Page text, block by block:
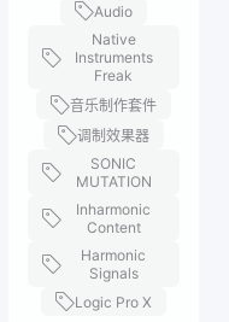
Audio
Native
Instruments
Freak
音乐制作套件
调制效果器
SONIC
MUTATION
Inharmonic
Content
Harmonic
Signals
Logic Pro X